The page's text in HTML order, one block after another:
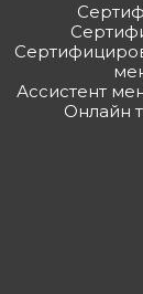
Ассистент
Онлайн